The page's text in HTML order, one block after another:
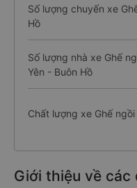
Số lượng chuyến xe
Hồ
Số lượng nhà xe Ghế
Yên - Buôn Hồ
Chất lượng xe Ghế
Giới thiệu về